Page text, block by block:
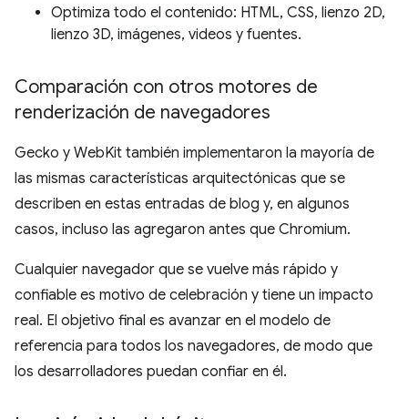
Optimiza todo el contenido: HTML, CSS, lienzo 2D,
lienzo 3D, imágenes, videos y fuentes.
Comparación con otros motores de
renderización de navegadores
Gecko y WebKit también implementaron la mayoría de
las mismas características arquitectónicas que se
describen en estas entradas de blog y, en algunos
casos, incluso las agregaron antes que Chromium.
Cualquier navegador que se vuelve más rápido y
confiable es motivo de celebración y tiene un impacto
real. El objetivo final es avanzar en el modelo de
referencia para todos los navegadores, de modo que
los desarrolladores puedan confiar en él.